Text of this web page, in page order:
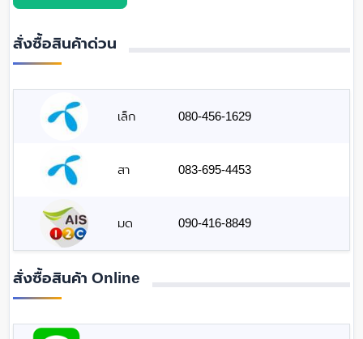
สั่งซื้อสินค้าด่วน
เล็ก 080-456-1629
สา 083-695-4453
มด 090-416-8849
สั่งซื้อสินค้า Online